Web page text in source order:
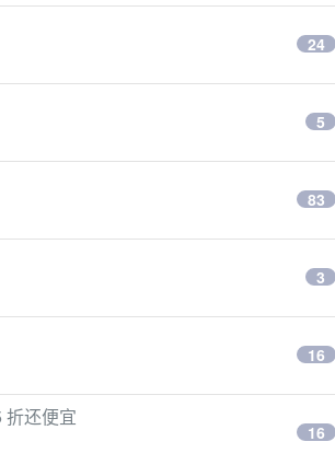
24
5
83
3
16
折还便宜
16